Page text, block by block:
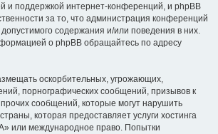
и поддержкой интернет-конференций, и phpBB
за то, что администрация конференций
содержания и/или поведения в них.
о phpBB обращайтесь по адресу
оскорбительных, угрожающих,
порнографических сообщений, призывов к
сообщений, которые могут нарушить
которая предоставляет услуги хостинга
или международное право. Попытки